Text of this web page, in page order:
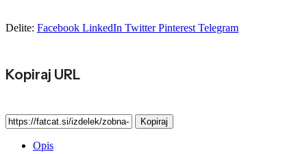
Delite: Facebook LinkedIn Twitter Pinterest Telegram
Kopiraj URL
Kopiraj
Opis